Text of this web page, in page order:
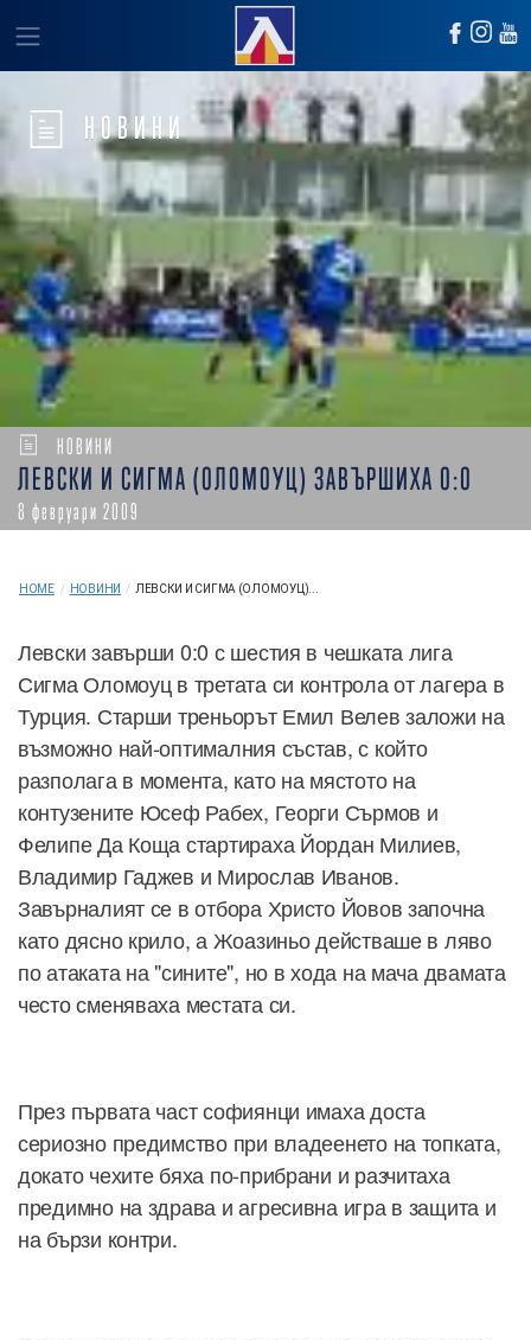
НОВИНИ
НОВИНИ
ЛЕВСКИ И СИГМА (ОЛОМОУЦ) ЗАВЪРШИХА 0:0
8 февруари 2009
HOME / НОВИНИ / ЛЕВСКИ И СИГМА (ОЛОМОУЦ)...
Левски завърши 0:0 с шестия в чешката лига
Сигма Оломоуц в третата си контрола от лагера в
Турция. Старши треньорът Емил Велев заложи на
възможно най-оптималния състав, с който
разполага в момента, като на мястото на
контузените Юсеф Рабех, Георги Сърмов и
Фелипе Да Коща стартираха Йордан Милиев,
Владимир Гаджев и Мирослав Иванов.
Завърналият се в отбора Христо Йовов започна
като дясно крило, а Жоазиньо действаше в ляво
по атаката на "сините", но в хода на мача двамата
често сменяваха местата си.
През първата част софиянци имаха доста
сериозно предимство при владеенето на топката,
докато чехите бяха по-прибрани и разчитаха
предимно на здрава и агресивна игра в защита и
на бързи контри.